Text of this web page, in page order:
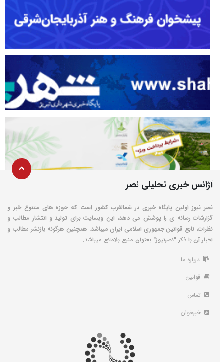
آژانس خبری تحلیلی نصر
نصر نیوز اولین پایگاه خبری در شمالغرب کشور است که حوزه های متنوع خبر و
گزارشات رسانه ی را پوشش می دهد، این وبسایت برای تولید و انتشار مطالب و
نظرات، تابع قوانین جمهوری اسلامی ایران میباشد. همچنین هرگونه بازنشر مطالب و
اخبار آن با ذکر "نصرنیوز" بعنوان منبع بلامانع میباشد.
درباره ما
قوانین
تماس
خبرخوان